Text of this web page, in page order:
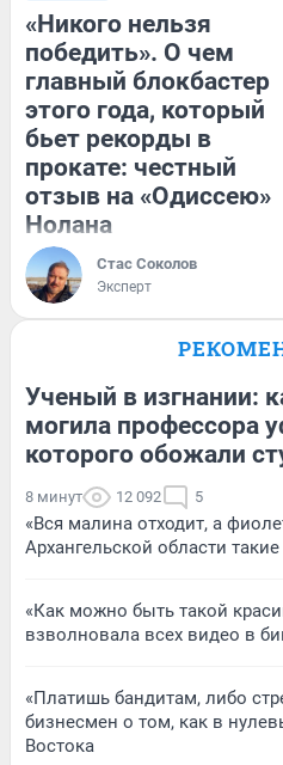
«Никого нельзя
победить». О чем
главный блокбастер
этого года, который
бьет рекорды в
прокате: честный
отзыв на «Одиссею»
Нолана
Стас Соколов
Эксперт
Ученый в изгнании:
могила профессора
которого обожали
8 минут 12 092 5
«Вся малина отходит, а
Архангельской области
«Как можно быть такой
взволновала всех видео в
«Платишь бандитам, либо
бизнесмен о том, как в
Востока